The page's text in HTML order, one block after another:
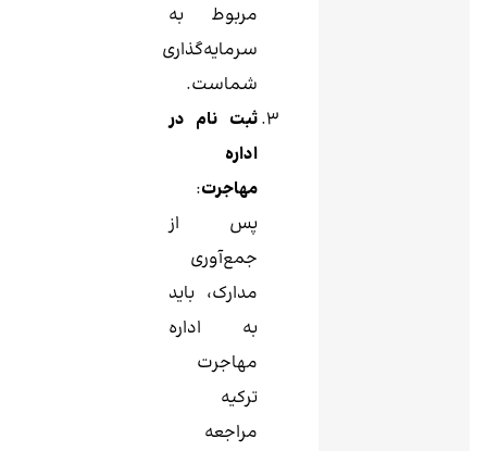
مربوط به
سرمایه‌گذاری
شماست.
ثبت نام در
اداره
مهاجرت:
پس از
جمع‌آوری
مدارک، باید
به اداره
مهاجرت
ترکیه
مراجعه